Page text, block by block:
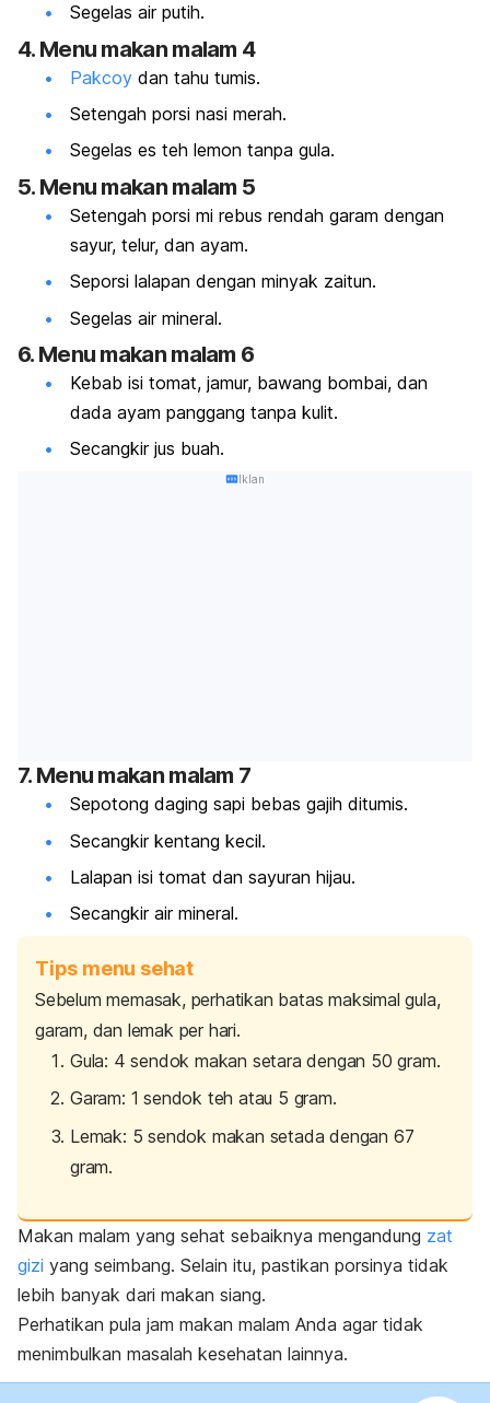
Segelas air putih.
4. Menu makan malam 4
Pakcoy dan tahu tumis.
Setengah porsi nasi merah.
Segelas es teh lemon tanpa gula.
5. Menu makan malam 5
Setengah porsi mi rebus rendah garam dengan
sayur, telur, dan ayam.
Seporsi lalapan dengan minyak zaitun.
Segelas air mineral.
6. Menu makan malam 6
Kebab isi tomat, jamur, bawang bombai, dan
dada ayam panggang tanpa kulit.
Secangkir jus buah.
Iklan
7. Menu makan malam 7
Sepotong daging sapi bebas gajih ditumis.
Secangkir kentang kecil.
Lalapan isi tomat dan sayuran hijau.
Secangkir air mineral.
Tips menu sehat
Sebelum memasak, perhatikan batas maksimal gula,
garam, dan lemak per hari.
Gula: 4 sendok makan setara dengan 50 gram.
Garam: 1 sendok teh atau 5 gram.
Lemak: 5 sendok makan setada dengan 67
gram.
Makan malam yang sehat sebaiknya mengandung zat
gizi yang seimbang. Selain itu, pastikan porsinya tidak
lebih banyak dari makan siang.
Perhatikan pula jam makan malam Anda agar tidak
menimbulkan masalah kesehatan lainnya.